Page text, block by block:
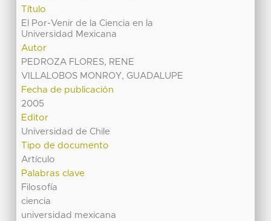
Título
El Por-Venir de la Ciencia en la
Universidad Mexicana
Autor
PEDROZA FLORES, RENE
VILLALOBOS MONROY, GUADALUPE
Fecha de publicación
2005
Editor
Universidad de Chile
Tipo de documento
Artículo
Palabras clave
Filosofía
ciencia
universidad mexicana